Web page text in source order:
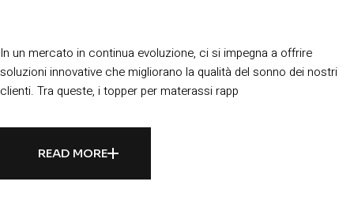
In un mercato in continua evoluzione, ci si impegna a offrire
soluzioni innovative che migliorano la qualità del sonno dei nostri
clienti. Tra queste, i topper per materassi rapp
READ MORE